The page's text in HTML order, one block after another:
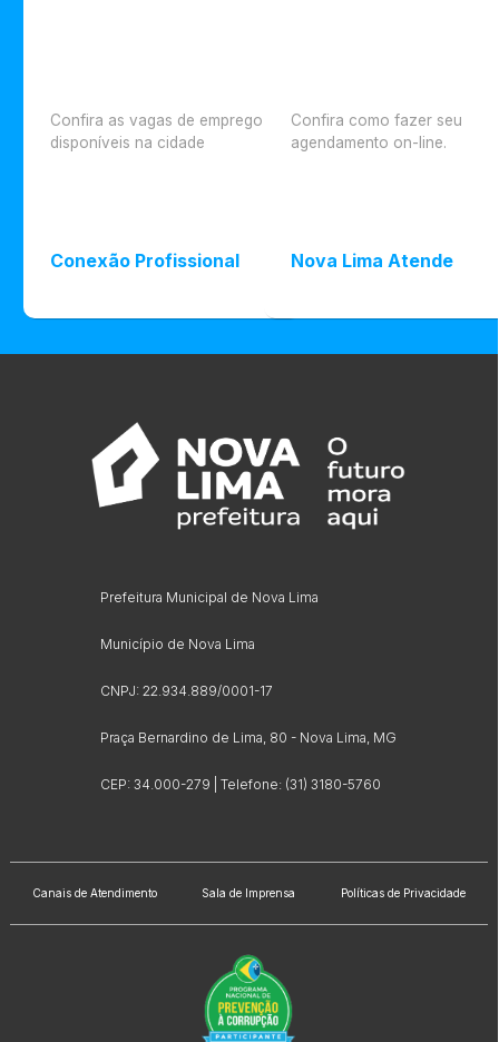
Confira as vagas de emprego
disponíveis na cidade
Conexão Profissional
Confira como fazer seu
agendamento on-line.
Nova Lima Atende
Prefeitura Municipal de Nova Lima
Município de Nova Lima
CNPJ: 22.934.889/0001-17
Praça Bernardino de Lima, 80 - Nova Lima, MG
CEP: 34.000-279 | Telefone: (31) 3180-5760
Canais de Atendimento Sala de Imprensa Políticas de Privacidade